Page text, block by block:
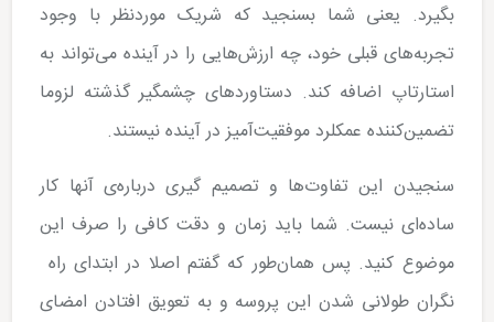
بگیرد. یعنی شما بسنجید که شریک موردنظر با وجود
تجربه‌­های قبلی خود، چه ارزش‌­هایی را در آینده می‌­تواند به
استارتاپ اضافه کند. دستاوردهای چشم­گیر گذشته لزوما
تضمین­‌کننده عمکلرد موفقیت­‌آمیز در آینده نیستند.
سنجیدن این تفاوت­‌ها و تصمیم گیری درباره‌­ی آن­ها کار
ساده­‌ای نیست. شما باید زمان و دقت کافی را صرف این
موضوع کنید. پس همان­‌طور که گفتم اصلا در ابتدای راه
نگران طولانی شدن این پروسه و به تعویق افتادن امضای